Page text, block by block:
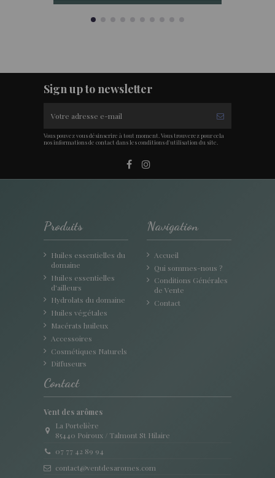
Sign up to newsletter
Vous pouvez vous désinscrire à tout moment. Vous trouverez pour cela
nos informations de contact dans les conditions d'utilisation du site.
Produits
Huiles essentielles du
domaine
Huiles essentielles
d'ailleurs
Hydrolats du domaine
Huiles végétales
Macérats huileux
Accessoires
Cosmétiques Naturels
Diffuseurs
Navigation
Accueil
Qui sommes-nous ?
Conditions Générales
de Vente
Contact
Contact
Vent des arômes
La Portelière
85440 Poiroux / Talmont St Hilaire
07 77 42 89 94
contact@ventdesaromes.com